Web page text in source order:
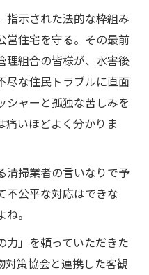
指示された法的な枠組み
営住宅を守る。その最前
理組合の皆様が、水害後
尽な住民トラブルに直面
シャーと孤独な苦しみを
痛いほどよく分かりま
清掃業者の言いなりで予
不公平な対応はできな
。
力」を頼っていただきた
対策協会と連携した客観